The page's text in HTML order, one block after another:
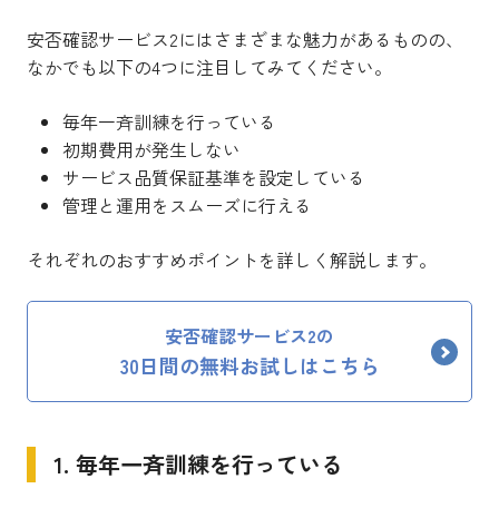
安否確認サービス2にはさまざまな魅力があるものの、
なかでも以下の4つに注目してみてください。
毎年一斉訓練を行っている
初期費用が発生しない
サービス品質保証基準を設定している
管理と運用をスムーズに行える
それぞれのおすすめポイントを詳しく解説します。
安否確認サービス2の
30日間の無料お試しはこちら
1. 毎年一斉訓練を行っている